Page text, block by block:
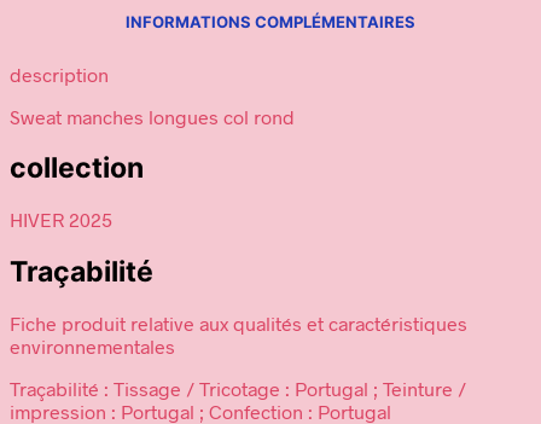
INFORMATIONS COMPLÉMENTAIRES
description
Sweat manches longues col rond
collection
HIVER 2025
Traçabilité
Fiche produit relative aux qualités et caractéristiques
environnementales
Traçabilité : Tissage / Tricotage : Portugal ; Teinture /
impression : Portugal ; Confection : Portugal